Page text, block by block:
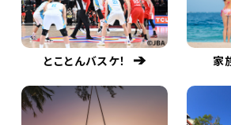
とことんバスケ！ 家